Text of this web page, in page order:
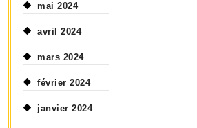
mai 2024
avril 2024
mars 2024
février 2024
janvier 2024